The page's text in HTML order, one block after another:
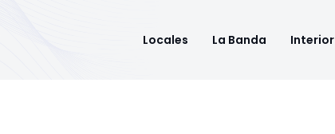
Locales La Banda Interior